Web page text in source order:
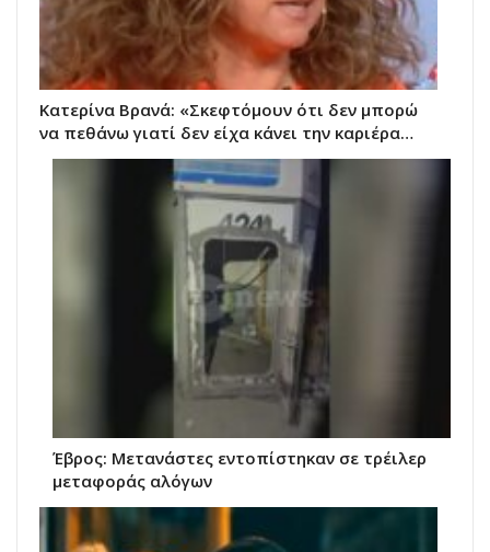
Κατερίνα Βρανά: «Σκεφτόμουν ότι δεν μπορώ
να πεθάνω γιατί δεν είχα κάνει την καριέρα…
Έβρος: Μετανάστες εντοπίστηκαν σε τρέιλερ
μεταφοράς αλόγων